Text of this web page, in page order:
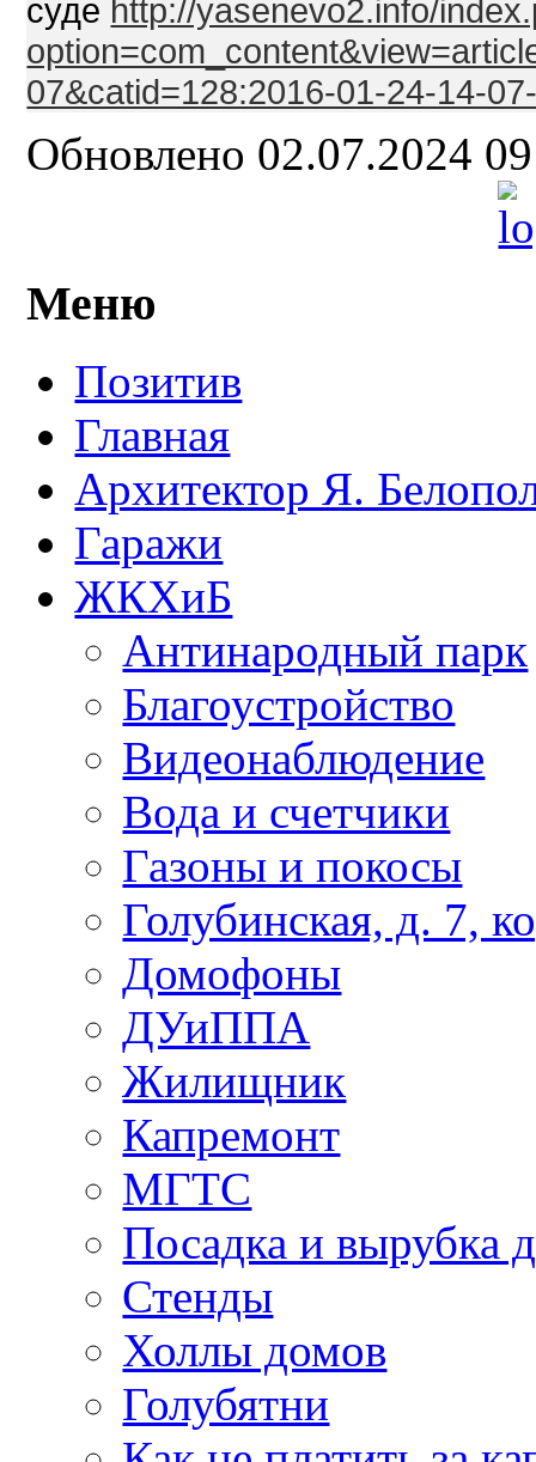
суде http://yasenevo2.info/
07&catid=128:2016-01-24-14-
Обновлено 02.07.2024
Меню
Позитив
Главная
Архитектор Я.
Гаражи
ЖКХиБ
Антинародный парк
Благоустройство
Видеонаблюдение
Вода и счетчики
Газоны и покосы
Голубинская, д. 7,
Домофоны
ДУиППА
Жилищник
Капремонт
МГТС
Посадка и вырубка
Стенды
Холлы домов
Голубятни